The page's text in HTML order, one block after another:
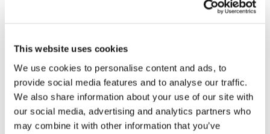
This website uses cookies
We use cookies to personalise content and ads, to
provide social media features and to analyse our traffic.
We also share information about your use of our site with
our social media, advertising and analytics partners who
may combine it with other information that you’ve
Su dirección de correo electrónico no será publicada. Los
Nombre* Correo electrónico *